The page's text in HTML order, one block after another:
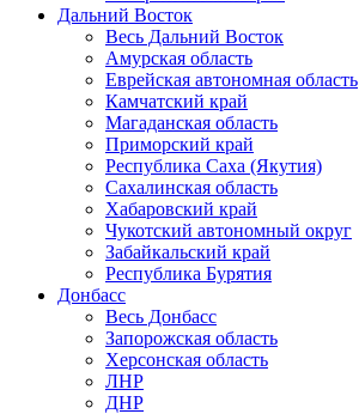
Дальний Восток
Весь Дальний Восток
Амурская область
Еврейская автономная область
Камчатский край
Магаданская область
Приморский край
Республика Саха (Якутия)
Сахалинская область
Хабаровский край
Чукотский автономный округ
Забайкальский край
Республика Бурятия
Донбасс
Весь Донбасс
Запорожская область
Херсонская область
ЛНР
ДНР